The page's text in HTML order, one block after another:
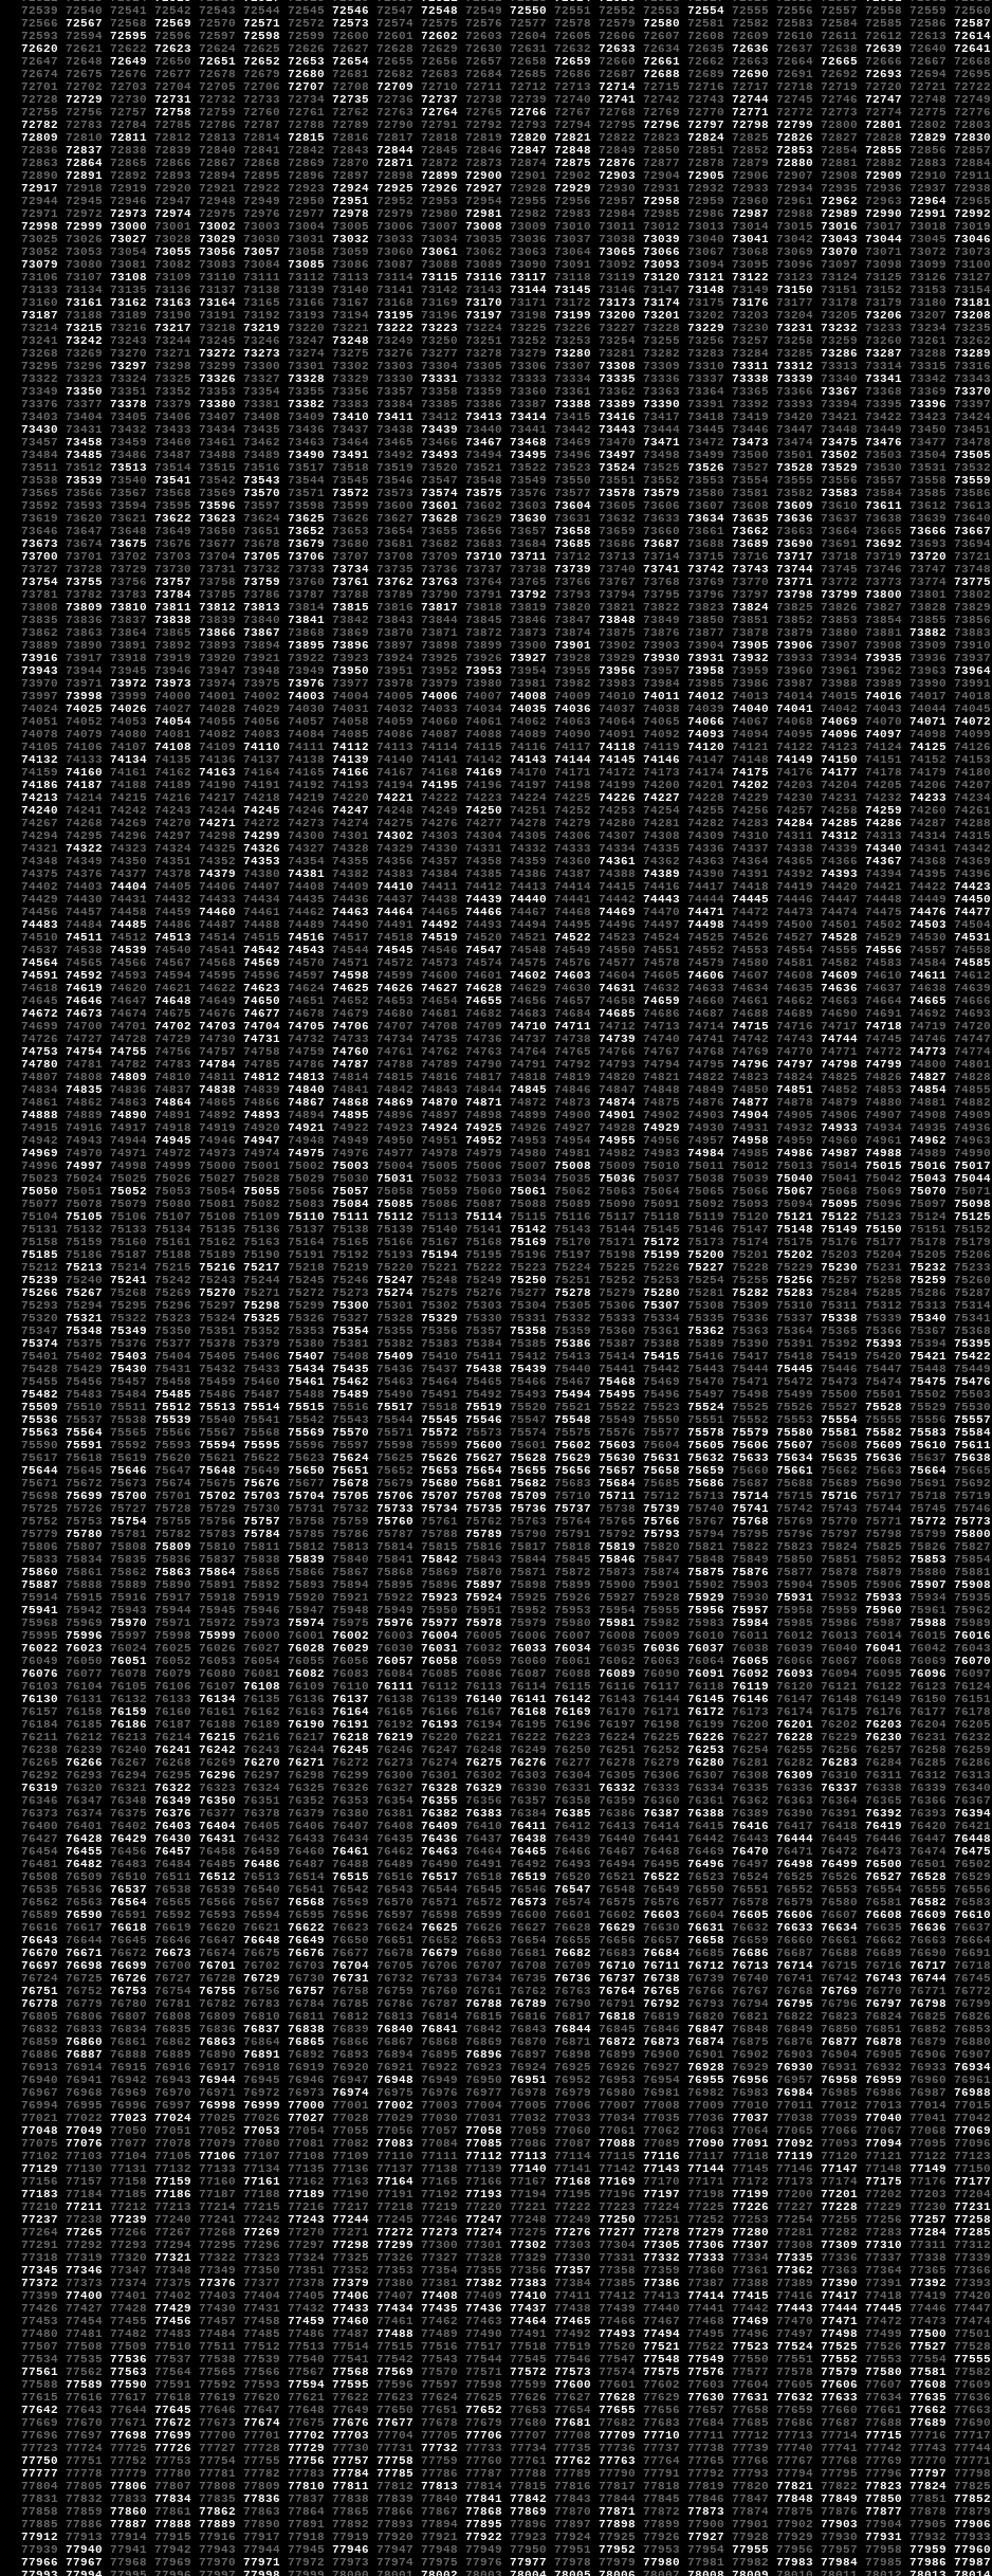
72539
72540 72541 72542 72543 72544 72545 72546 72547 72548 72549 72550 72551 72552 72553 72554 72555 72556 72557 72558 72559 72560
72566
72567 72568 72569 72570 72571 72572 72573 72574 72575 72576 72577 72578 72579 72580 72581 72582 72583 72584 72585 72586 72587
72593
72594 72595 72596 72597 72598 72599 72600 72601 72602 72603 72604 72605 72606 72607 72608 72609 72610 72611 72612 72613 72614
72620
72621 72622 72623 72624 72625 72626 72627 72628 72629 72630 72631 72632 72633 72634 72635 72636 72637 72638 72639 72640 72641
72647
72648 72649 72650 72651 72652 72653 72654 72655 72656 72657 72658 72659 72660 72661 72662 72663 72664 72665 72666 72667 72668
72674 72675 72676 72677 72678 72679 72680 72681 72682 72683 72684 72685 72686 72687 72688 72689 72690 72691 72692 72693 72694 72695
72701
72702 72703 72704 72705 72706 72707 72708 72709 72710 72711 72712 72713 72714 72715 72716 72717 72718 72719 72720 72721 72722
72728
72729 72730 72731 72732 72733 72734 72735 72736 72737 72738 72739 72740 72741 72742 72743 72744 72745 72746 72747 72748 72749
72755
72756 72757 72758 72759 72760 72761 72762 72763 72764 72765 72766 72767 72768 72769 72770 72771 72772 72773 72774 72775 72776
72782
72783 72784 72785 72786 72787 72788 72789 72790 72791 72792 72793 72794 72795 72796 72797 72798 72799 72800 72801 72802 72803
72809
72810 72811 72812 72813 72814 72815 72816 72817 72818 72819 72820 72821 72822 72823 72824 72825 72826 72827 72828 72829 72830
72836
72837 72838 72839 72840 72841 72842 72843 72844 72845 72846 72847 72848 72849 72850 72851 72852 72853 72854 72855 72856 72857
72863
72864 72865 72866 72867 72868 72869 72870 72871 72872 72873 72874 72875 72876 72877 72878 72879 72880 72881 72882 72883 72884
72890
72891 72892 72893 72894 72895 72896 72897 72898 72899 72900 72901 72902 72903 72904 72905 72906 72907 72908 72909 72910 72911
72917
72918 72919 72920 72921 72922 72923 72924 72925 72926 72927 72928 72929 72930 72931 72932 72933 72934 72935 72936 72937 72938
72944 72945 72946 72947 72948 72949 72950 72951 72952 72953 72954 72955 72956 72957 72958 72959 72960 72961 72962 72963 72964 72965
72971
72972 72973 72974 72975 72976 72977 72978 72979 72980 72981 72982 72983 72984 72985 72986 72987 72988 72989 72990 72991 72992
72998
72999 73000 73001 73002 73003 73004 73005 73006 73007 73008 73009 73010 73011 73012 73013 73014 73015 73016 73017 73018 73019
73025
73026 73027 73028 73029 73030 73031 73032 73033 73034 73035 73036 73037 73038 73039 73040 73041 73042 73043 73044 73045 73046
73052
73053 73054 73055 73056 73057 73058 73059 73060 73061 73062 73063 73064 73065 73066 73067 73068 73069 73070 73071 73072 73073
73079
73080 73081 73082 73083 73084 73085 73086 73087 73088 73089 73090 73091 73092 73093 73094 73095 73096 73097 73098 73099 73100
73106
73107 73108 73109 73110 73111 73112 73113 73114 73115 73116 73117 73118 73119 73120 73121 73122 73123 73124 73125 73126 73127
73133
73134 73135 73136 73137 73138 73139 73140 73141 73142 73143 73144 73145 73146 73147 73148 73149 73150 73151 73152 73153 73154
73160
73161 73162 73163 73164 73165 73166 73167 73168 73169 73170 73171 73172 73173 73174 73175 73176 73177 73178 73179 73180 73181
73187
73188 73189 73190 73191 73192 73193 73194 73195 73196 73197 73198 73199 73200 73201 73202 73203 73204 73205 73206 73207 73208
73214 73215 73216 73217 73218 73219 73220 73221 73222 73223 73224 73225 73226 73227 73228 73229 73230 73231 73232 73233 73234 73235
73241
73242 73243 73244 73245 73246 73247 73248 73249 73250 73251 73252 73253 73254 73255 73256 73257 73258 73259 73260 73261 73262
73268
73269 73270 73271 73272 73273 73274 73275 73276 73277 73278 73279 73280 73281 73282 73283 73284 73285 73286 73287 73288 73289
73295
73296 73297 73298 73299 73300 73301 73302 73303 73304 73305 73306 73307 73308 73309 73310 73311 73312 73313 73314 73315 73316
73322
73323 73324 73325 73326 73327 73328 73329 73330 73331 73332 73333 73334 73335 73336 73337 73338 73339 73340 73341 73342 73343
73349
73350 73351 73352 73353 73354 73355 73356 73357 73358 73359 73360 73361 73362 73363 73364 73365 73366 73367 73368 73369 73370
73376
73377 73378 73379 73380 73381 73382 73383 73384 73385 73386 73387 73388 73389 73390 73391 73392 73393 73394 73395 73396 73397
73403
73404 73405 73406 73407 73408 73409 73410 73411 73412 73413 73414 73415 73416 73417 73418 73419 73420 73421 73422 73423 73424
73430
73431 73432 73433 73434 73435 73436 73437 73438 73439 73440 73441 73442 73443 73444 73445 73446 73447 73448 73449 73450 73451
73457
73458 73459 73460 73461 73462 73463 73464 73465 73466 73467 73468 73469 73470 73471 73472 73473 73474 73475 73476 73477 73478
73484 73485 73486 73487 73488 73489 73490 73491 73492 73493 73494 73495 73496 73497 73498 73499 73500 73501 73502 73503 73504 73505
73511
73512 73513 73514 73515 73516 73517 73518 73519 73520 73521 73522 73523 73524 73525 73526 73527 73528 73529 73530 73531 73532
73538
73539 73540 73541 73542 73543 73544 73545 73546 73547 73548 73549 73550 73551 73552 73553 73554 73555 73556 73557 73558 73559
73565
73566 73567 73568 73569 73570 73571 73572 73573 73574 73575 73576 73577 73578 73579 73580 73581 73582 73583 73584 73585 73586
73592
73593 73594 73595 73596 73597 73598 73599 73600 73601 73602 73603 73604 73605 73606 73607 73608 73609 73610 73611 73612 73613
73619
73620 73621 73622 73623 73624 73625 73626 73627 73628 73629 73630 73631 73632 73633 73634 73635 73636 73637 73638 73639 73640
73646
73647 73648 73649 73650 73651 73652 73653 73654 73655 73656 73657 73658 73659 73660 73661 73662 73663 73664 73665 73666 73667
73673
73674 73675 73676 73677 73678 73679 73680 73681 73682 73683 73684 73685 73686 73687 73688 73689 73690 73691 73692 73693 73694
73700
73701 73702 73703 73704 73705 73706 73707 73708 73709 73710 73711 73712 73713 73714 73715 73716 73717 73718 73719 73720 73721
73727
73728 73729 73730 73731 73732 73733 73734 73735 73736 73737 73738 73739 73740 73741 73742 73743 73744 73745 73746 73747 73748
73754 73755 73756 73757 73758 73759 73760 73761 73762 73763 73764 73765 73766 73767 73768 73769 73770 73771 73772 73773 73774 73775
73781
73782 73783 73784 73785 73786 73787 73788 73789 73790 73791 73792 73793 73794 73795 73796 73797 73798 73799 73800 73801 73802
73808
73809 73810 73811 73812 73813 73814 73815 73816 73817 73818 73819 73820 73821 73822 73823 73824 73825 73826 73827 73828 73829
73835
73836 73837 73838 73839 73840 73841 73842 73843 73844 73845 73846 73847 73848 73849 73850 73851 73852 73853 73854 73855 73856
73862
73863 73864 73865 73866 73867 73868 73869 73870 73871 73872 73873 73874 73875 73876 73877 73878 73879 73880 73881 73882 73883
73889
73890 73891 73892 73893 73894 73895 73896 73897 73898 73899 73900 73901 73902 73903 73904 73905 73906 73907 73908 73909 73910
73916
73917 73918 73919 73920 73921 73922 73923 73924 73925 73926 73927 73928 73929 73930 73931 73932 73933 73934 73935 73936 73937
73943
73944 73945 73946 73947 73948 73949 73950 73951 73952 73953 73954 73955 73956 73957 73958 73959 73960 73961 73962 73963 73964
73970
73971 73972 73973 73974 73975 73976 73977 73978 73979 73980 73981 73982 73983 73984 73985 73986 73987 73988 73989 73990 73991
73997
73998 73999 74000 74001 74002 74003 74004 74005 74006 74007 74008 74009 74010 74011 74012 74013 74014 74015 74016 74017 74018
74024 74025 74026 74027 74028 74029 74030 74031 74032 74033 74034 74035 74036 74037 74038 74039 74040 74041 74042 74043 74044 74045
74051
74052 74053 74054 74055 74056 74057 74058 74059 74060 74061 74062 74063 74064 74065 74066 74067 74068 74069 74070 74071 74072
74078
74079 74080 74081 74082 74083 74084 74085 74086 74087 74088 74089 74090 74091 74092 74093 74094 74095 74096 74097 74098 74099
74105
74106 74107 74108 74109 74110 74111 74112 74113 74114 74115 74116 74117 74118 74119 74120 74121 74122 74123 74124 74125 74126
74132
74133 74134 74135 74136 74137 74138 74139 74140 74141 74142 74143 74144 74145 74146 74147 74148 74149 74150 74151 74152 74153
74159
74160 74161 74162 74163 74164 74165 74166 74167 74168 74169 74170 74171 74172 74173 74174 74175 74176 74177 74178 74179 74180
74186
74187 74188 74189 74190 74191 74192 74193 74194 74195 74196 74197 74198 74199 74200 74201 74202 74203 74204 74205 74206 74207
74213
74214 74215 74216 74217 74218 74219 74220 74221 74222 74223 74224 74225 74226 74227 74228 74229 74230 74231 74232 74233 74234
74240
74241 74242 74243 74244 74245 74246 74247 74248 74249 74250 74251 74252 74253 74254 74255 74256 74257 74258 74259 74260 74261
74267
74268 74269 74270 74271 74272 74273 74274 74275 74276 74277 74278 74279 74280 74281 74282 74283 74284 74285 74286 74287 74288
74294 74295 74296 74297 74298 74299 74300 74301 74302 74303 74304 74305 74306 74307 74308 74309 74310 74311 74312 74313 74314 74315
74321
74322 74323 74324 74325 74326 74327 74328 74329 74330 74331 74332 74333 74334 74335 74336 74337 74338 74339 74340 74341 74342
74348
74349 74350 74351 74352 74353 74354 74355 74356 74357 74358 74359 74360 74361 74362 74363 74364 74365 74366 74367 74368 74369
74375
74376 74377 74378 74379 74380 74381 74382 74383 74384 74385 74386 74387 74388 74389 74390 74391 74392 74393 74394 74395 74396
74402
74403 74404 74405 74406 74407 74408 74409 74410 74411 74412 74413 74414 74415 74416 74417 74418 74419 74420 74421 74422 74423
74429
74430 74431 74432 74433 74434 74435 74436 74437 74438 74439 74440 74441 74442 74443 74444 74445 74446 74447 74448 74449 74450
74456
74457 74458 74459 74460 74461 74462 74463 74464 74465 74466 74467 74468 74469 74470 74471 74472 74473 74474 74475 74476 74477
74483
74484 74485 74486 74487 74488 74489 74490 74491 74492 74493 74494 74495 74496 74497 74498 74499 74500 74501 74502 74503 74504
74510
74511 74512 74513 74514 74515 74516 74517 74518 74519 74520 74521 74522 74523 74524 74525 74526 74527 74528 74529 74530 74531
74537
74538 74539 74540 74541 74542 74543 74544 74545 74546 74547 74548 74549 74550 74551 74552 74553 74554 74555 74556 74557 74558
74564 74565 74566 74567 74568 74569 74570 74571 74572 74573 74574 74575 74576 74577 74578 74579 74580 74581 74582 74583 74584 74585
74591 74592 74593 74594 74595 74596 74597 74598 74599 74600 74601 74602 74603 74604 74605 74606 74607 74608 74609 74610 74611 74612
74618
74619 74620 74621 74622 74623 74624 74625 74626 74627 74628 74629 74630 74631 74632 74633 74634 74635 74636 74637 74638 74639
74645
74646 74647 74648 74649 74650 74651 74652 74653 74654 74655 74656 74657 74658 74659 74660 74661 74662 74663 74664 74665 74666
74672
74673 74674 74675 74676 74677 74678 74679 74680 74681 74682 74683 74684 74685 74686 74687 74688 74689 74690 74691 74692 74693
74699
74700 74701 74702 74703 74704 74705 74706 74707 74708 74709 74710 74711 74712 74713 74714 74715 74716 74717 74718 74719 74720
74726
74727 74728 74729 74730 74731 74732 74733 74734 74735 74736 74737 74738 74739 74740 74741 74742 74743 74744 74745 74746 74747
74753
74754 74755 74756 74757 74758 74759 74760 74761 74762 74763 74764 74765 74766 74767 74768 74769 74770 74771 74772 74773 74774
74780
74781 74782 74783 74784 74785 74786 74787 74788 74789 74790 74791 74792 74793 74794 74795 74796 74797 74798 74799 74800 74801
74807
74808 74809 74810 74811 74812 74813 74814 74815 74816 74817 74818 74819 74820 74821 74822 74823 74824 74825 74826 74827 74828
74834 74835 74836 74837 74838 74839 74840 74841 74842 74843 74844 74845 74846 74847 74848 74849 74850 74851 74852 74853 74854 74855
74861
74862 74863 74864 74865 74866 74867 74868 74869 74870 74871 74872 74873 74874 74875 74876 74877 74878 74879 74880 74881 74882
74888
74889 74890 74891 74892 74893 74894 74895 74896 74897 74898 74899 74900 74901 74902 74903 74904 74905 74906 74907 74908 74909
74915
74916 74917 74918 74919 74920 74921 74922 74923 74924 74925 74926 74927 74928 74929 74930 74931 74932 74933 74934 74935 74936
74942
74943 74944 74945 74946 74947 74948 74949 74950 74951 74952 74953 74954 74955 74956 74957 74958 74959 74960 74961 74962 74963
74969
74970 74971 74972 74973 74974 74975 74976 74977 74978 74979 74980 74981 74982 74983 74984 74985 74986 74987 74988 74989 74990
74996
74997 74998 74999 75000 75001 75002 75003 75004 75005 75006 75007 75008 75009 75010 75011 75012 75013 75014 75015 75016 75017
75023
75024 75025 75026 75027 75028 75029 75030 75031 75032 75033 75034 75035 75036 75037 75038 75039 75040 75041 75042 75043 75044
75050
75051 75052 75053 75054 75055 75056 75057 75058 75059 75060 75061 75062 75063 75064 75065 75066 75067 75068 75069 75070 75071
75077
75078 75079 75080 75081 75082 75083 75084 75085 75086 75087 75088 75089 75090 75091 75092 75093 75094 75095 75096 75097 75098
75104 75105 75106 75107 75108 75109 75110 75111 75112 75113 75114 75115 75116 75117 75118 75119 75120 75121 75122 75123 75124 75125
75131
75132 75133 75134 75135 75136 75137 75138 75139 75140 75141 75142 75143 75144 75145 75146 75147 75148 75149 75150 75151 75152
75158
75159 75160 75161 75162 75163 75164 75165 75166 75167 75168 75169 75170 75171 75172 75173 75174 75175 75176 75177 75178 75179
75185
75186 75187 75188 75189 75190 75191 75192 75193 75194 75195 75196 75197 75198 75199 75200 75201 75202 75203 75204 75205 75206
75212
75213 75214 75215 75216 75217 75218 75219 75220 75221 75222 75223 75224 75225 75226 75227 75228 75229 75230 75231 75232 75233
75239
75240 75241 75242 75243 75244 75245 75246 75247 75248 75249 75250 75251 75252 75253 75254 75255 75256 75257 75258 75259 75260
75266
75267 75268 75269 75270 75271 75272 75273 75274 75275 75276 75277 75278 75279 75280 75281 75282 75283 75284 75285 75286 75287
75293
75294 75295 75296 75297 75298 75299 75300 75301 75302 75303 75304 75305 75306 75307 75308 75309 75310 75311 75312 75313 75314
75320
75321 75322 75323 75324 75325 75326 75327 75328 75329 75330 75331 75332 75333 75334 75335 75336 75337 75338 75339 75340 75341
75347
75348 75349 75350 75351 75352 75353 75354 75355 75356 75357 75358 75359 75360 75361 75362 75363 75364 75365 75366 75367 75368
75374 75375 75376 75377 75378 75379 75380 75381 75382 75383 75384 75385 75386 75387 75388 75389 75390 75391 75392 75393 75394 75395
75401
75402 75403 75404 75405 75406 75407 75408 75409 75410 75411 75412 75413 75414 75415 75416 75417 75418 75419 75420 75421 75422
75428
75429 75430 75431 75432 75433 75434 75435 75436 75437 75438 75439 75440 75441 75442 75443 75444 75445 75446 75447 75448 75449
75455
75456 75457 75458 75459 75460 75461 75462 75463 75464 75465 75466 75467 75468 75469 75470 75471 75472 75473 75474 75475 75476
75482
75483 75484 75485 75486 75487 75488 75489 75490 75491 75492 75493 75494 75495 75496 75497 75498 75499 75500 75501 75502 75503
75509
75510 75511 75512 75513 75514 75515 75516 75517 75518 75519 75520 75521 75522 75523 75524 75525 75526 75527 75528 75529 75530
75536
75537 75538 75539 75540 75541 75542 75543 75544 75545 75546 75547 75548 75549 75550 75551 75552 75553 75554 75555 75556 75557
75563
75564 75565 75566 75567 75568 75569 75570 75571 75572 75573 75574 75575 75576 75577 75578 75579 75580 75581 75582 75583 75584
75590
75591 75592 75593 75594 75595 75596 75597 75598 75599 75600 75601 75602 75603 75604 75605 75606 75607 75608 75609 75610 75611
75617
75618 75619 75620 75621 75622 75623 75624 75625 75626 75627 75628 75629 75630 75631 75632 75633 75634 75635 75636 75637 75638
75644 75645 75646 75647 75648 75649 75650 75651 75652 75653 75654 75655 75656 75657 75658 75659 75660 75661 75662 75663 75664 75665
75671
75672 75673 75674 75675 75676 75677 75678 75679 75680 75681 75682 75683 75684 75685 75686 75687 75688 75689 75690 75691 75692
75698
75699 75700 75701 75702 75703 75704 75705 75706 75707 75708 75709 75710 75711 75712 75713 75714 75715 75716 75717 75718 75719
75725
75726 75727 75728 75729 75730 75731 75732 75733 75734 75735 75736 75737 75738 75739 75740 75741 75742 75743 75744 75745 75746
75752
75753 75754 75755 75756 75757 75758 75759 75760 75761 75762 75763 75764 75765 75766 75767 75768 75769 75770 75771 75772 75773
75779
75780 75781 75782 75783 75784 75785 75786 75787 75788 75789 75790 75791 75792 75793 75794 75795 75796 75797 75798 75799 75800
75806
75807 75808 75809 75810 75811 75812 75813 75814 75815 75816 75817 75818 75819 75820 75821 75822 75823 75824 75825 75826 75827
75833
75834 75835 75836 75837 75838 75839 75840 75841 75842 75843 75844 75845 75846 75847 75848 75849 75850 75851 75852 75853 75854
75860
75861 75862 75863 75864 75865 75866 75867 75868 75869 75870 75871 75872 75873 75874 75875 75876 75877 75878 75879 75880 75881
75887
75888 75889 75890 75891 75892 75893 75894 75895 75896 75897 75898 75899 75900 75901 75902 75903 75904 75905 75906 75907 75908
75914 75915 75916 75917 75918 75919 75920 75921 75922 75923 75924 75925 75926 75927 75928 75929 75930 75931 75932 75933 75934 75935
75941 75942 75943 75944 75945 75946 75947 75948 75949 75950 75951 75952 75953 75954 75955 75956 75957 75958 75959 75960 75961 75962
75968
75969 75970 75971 75972 75973 75974 75975 75976 75977 75978 75979 75980 75981 75982 75983 75984 75985 75986 75987 75988 75989
75995
75996 75997 75998 75999 76000 76001 76002 76003 76004 76005 76006 76007 76008 76009 76010 76011 76012 76013 76014 76015 76016
76022
76023 76024 76025 76026 76027 76028 76029 76030 76031 76032 76033 76034 76035 76036 76037 76038 76039 76040 76041 76042 76043
76049
76050 76051 76052 76053 76054 76055 76056 76057 76058 76059 76060 76061 76062 76063 76064 76065 76066 76067 76068 76069 76070
76076
76077 76078 76079 76080 76081 76082 76083 76084 76085 76086 76087 76088 76089 76090 76091 76092 76093 76094 76095 76096 76097
76103
76104 76105 76106 76107 76108 76109 76110 76111 76112 76113 76114 76115 76116 76117 76118 76119 76120 76121 76122 76123 76124
76130
76131 76132 76133 76134 76135 76136 76137 76138 76139 76140 76141 76142 76143 76144 76145 76146 76147 76148 76149 76150 76151
76157
76158 76159 76160 76161 76162 76163 76164 76165 76166 76167 76168 76169 76170 76171 76172 76173 76174 76175 76176 76177 76178
76184 76185 76186 76187 76188 76189 76190 76191 76192 76193 76194 76195 76196 76197 76198 76199 76200 76201 76202 76203 76204 76205
76211
76212 76213 76214 76215 76216 76217 76218 76219 76220 76221 76222 76223 76224 76225 76226 76227 76228 76229 76230 76231 76232
76238
76239 76240 76241 76242 76243 76244 76245 76246 76247 76248 76249 76250 76251 76252 76253 76254 76255 76256 76257 76258 76259
76265
76266 76267 76268 76269 76270 76271 76272 76273 76274 76275 76276 76277 76278 76279 76280 76281 76282 76283 76284 76285 76286
76292
76293 76294 76295 76296 76297 76298 76299 76300 76301 76302 76303 76304 76305 76306 76307 76308 76309 76310 76311 76312 76313
76319
76320 76321 76322 76323 76324 76325 76326 76327 76328 76329 76330 76331 76332 76333 76334 76335 76336 76337 76338 76339 76340
76346
76347 76348 76349 76350 76351 76352 76353 76354 76355 76356 76357 76358 76359 76360 76361 76362 76363 76364 76365 76366 76367
76373
76374 76375 76376 76377 76378 76379 76380 76381 76382 76383 76384 76385 76386 76387 76388 76389 76390 76391 76392 76393 76394
76400
76401 76402 76403 76404 76405 76406 76407 76408 76409 76410 76411 76412 76413 76414 76415 76416 76417 76418 76419 76420 76421
76427
76428 76429 76430 76431 76432 76433 76434 76435 76436 76437 76438 76439 76440 76441 76442 76443 76444 76445 76446 76447 76448
76454 76455 76456 76457 76458 76459 76460 76461 76462 76463 76464 76465 76466 76467 76468 76469 76470 76471 76472 76473 76474 76475
76481
76482 76483 76484 76485 76486 76487 76488 76489 76490 76491 76492 76493 76494 76495 76496 76497 76498 76499 76500 76501 76502
76508
76509 76510 76511 76512 76513 76514 76515 76516 76517 76518 76519 76520 76521 76522 76523 76524 76525 76526 76527 76528 76529
76535
76536 76537 76538 76539 76540 76541 76542 76543 76544 76545 76546 76547 76548 76549 76550 76551 76552 76553 76554 76555 76556
76562
76563 76564 76565 76566 76567 76568 76569 76570 76571 76572 76573 76574 76575 76576 76577 76578 76579 76580 76581 76582 76583
76589
76590 76591 76592 76593 76594 76595 76596 76597 76598 76599 76600 76601 76602 76603 76604 76605 76606 76607 76608 76609 76610
76616
76617 76618 76619 76620 76621 76622 76623 76624 76625 76626 76627 76628 76629 76630 76631 76632 76633 76634 76635 76636 76637
76643
76644 76645 76646 76647 76648 76649 76650 76651 76652 76653 76654 76655 76656 76657 76658 76659 76660 76661 76662 76663 76664
76670
76671 76672 76673 76674 76675 76676 76677 76678 76679 76680 76681 76682 76683 76684 76685 76686 76687 76688 76689 76690 76691
76697
76698 76699 76700 76701 76702 76703 76704 76705 76706 76707 76708 76709 76710 76711 76712 76713 76714 76715 76716 76717 76718
76724 76725 76726 76727 76728 76729 76730 76731 76732 76733 76734 76735 76736 76737 76738 76739 76740 76741 76742 76743 76744 76745
76751 76752 76753 76754 76755 76756 76757 76758 76759 76760 76761 76762 76763 76764 76765 76766 76767 76768 76769 76770 76771 76772
76778
76779 76780 76781 76782 76783 76784 76785 76786 76787 76788 76789 76790 76791 76792 76793 76794 76795 76796 76797 76798 76799
76805
76806 76807 76808 76809 76810 76811 76812 76813 76814 76815 76816 76817 76818 76819 76820 76821 76822 76823 76824 76825 76826
76832
76833 76834 76835 76836 76837 76838 76839 76840 76841 76842 76843 76844 76845 76846 76847 76848 76849 76850 76851 76852 76853
76859
76860 76861 76862 76863 76864 76865 76866 76867 76868 76869 76870 76871 76872 76873 76874 76875 76876 76877 76878 76879 76880
76886
76887 76888 76889 76890 76891 76892 76893 76894 76895 76896 76897 76898 76899 76900 76901 76902 76903 76904 76905 76906 76907
76913
76914 76915 76916 76917 76918 76919 76920 76921 76922 76923 76924 76925 76926 76927 76928 76929 76930 76931 76932 76933 76934
76940
76941 76942 76943 76944 76945 76946 76947 76948 76949 76950 76951 76952 76953 76954 76955 76956 76957 76958 76959 76960 76961
76967
76968 76969 76970 76971 76972 76973 76974 76975 76976 76977 76978 76979 76980 76981 76982 76983 76984 76985 76986 76987 76988
76994 76995 76996 76997 76998 76999 77000 77001 77002 77003 77004 77005 77006 77007 77008 77009 77010 77011 77012 77013 77014 77015
77021
77022 77023 77024 77025 77026 77027 77028 77029 77030 77031 77032 77033 77034 77035 77036 77037 77038 77039 77040 77041 77042
77048
77049 77050 77051 77052 77053 77054 77055 77056 77057 77058 77059 77060 77061 77062 77063 77064 77065 77066 77067 77068 77069
77075
77076 77077 77078 77079 77080 77081 77082 77083 77084 77085 77086 77087 77088 77089 77090 77091 77092 77093 77094 77095 77096
77102
77103 77104 77105 77106 77107 77108 77109 77110 77111 77112 77113 77114 77115 77116 77117 77118 77119 77120 77121 77122 77123
77129
77130 77131 77132 77133 77134 77135 77136 77137 77138 77139 77140 77141 77142 77143 77144 77145 77146 77147 77148 77149 77150
77156
77157 77158 77159 77160 77161 77162 77163 77164 77165 77166 77167 77168 77169 77170 77171 77172 77173 77174 77175 77176 77177
77183
77184 77185 77186 77187 77188 77189 77190 77191 77192 77193 77194 77195 77196 77197 77198 77199 77200 77201 77202 77203 77204
77210
77211 77212 77213 77214 77215 77216 77217 77218 77219 77220 77221 77222 77223 77224 77225 77226 77227 77228 77229 77230 77231
77237
77238 77239 77240 77241 77242 77243 77244 77245 77246 77247 77248 77249 77250 77251 77252 77253 77254 77255 77256 77257 77258
77264 77265 77266 77267 77268 77269 77270 77271 77272 77273 77274 77275 77276 77277 77278 77279 77280 77281 77282 77283 77284 77285
77291
77292 77293 77294 77295 77296 77297 77298 77299 77300 77301 77302 77303 77304 77305 77306 77307 77308 77309 77310 77311 77312
77318
77319 77320 77321 77322 77323 77324 77325 77326 77327 77328 77329 77330 77331 77332 77333 77334 77335 77336 77337 77338 77339
77345
77346 77347 77348 77349 77350 77351 77352 77353 77354 77355 77356 77357 77358 77359 77360 77361 77362 77363 77364 77365 77366
77372
77373 77374 77375 77376 77377 77378 77379 77380 77381 77382 77383 77384 77385 77386 77387 77388 77389 77390 77391 77392 77393
77399
77400 77401 77402 77403 77404 77405 77406 77407 77408 77409 77410 77411 77412 77413 77414 77415 77416 77417 77418 77419 77420
77426
77427 77428 77429 77430 77431 77432 77433 77434 77435 77436 77437 77438 77439 77440 77441 77442 77443 77444 77445 77446 77447
77453
77454 77455 77456 77457 77458 77459 77460 77461 77462 77463 77464 77465 77466 77467 77468 77469 77470 77471 77472 77473 77474
77480
77481 77482 77483 77484 77485 77486 77487 77488 77489 77490 77491 77492 77493 77494 77495 77496 77497 77498 77499 77500 77501
77507
77508 77509 77510 77511 77512 77513 77514 77515 77516 77517 77518 77519 77520 77521 77522 77523 77524 77525 77526 77527 77528
77534 77535 77536 77537 77538 77539 77540 77541 77542 77543 77544 77545 77546 77547 77548 77549 77550 77551 77552 77553 77554 77555
77561 77562 77563 77564 77565 77566 77567 77568 77569 77570 77571 77572 77573 77574 77575 77576 77577 77578 77579 77580 77581 77582
77588
77589 77590 77591 77592 77593 77594 77595 77596 77597 77598 77599 77600 77601 77602 77603 77604 77605 77606 77607 77608 77609
77615
77616 77617 77618 77619 77620 77621 77622 77623 77624 77625 77626 77627 77628 77629 77630 77631 77632 77633 77634 77635 77636
77642
77643 77644 77645 77646 77647 77648 77649 77650 77651 77652 77653 77654 77655 77656 77657 77658 77659 77660 77661 77662 77663
77669
77670 77671 77672 77673 77674 77675 77676 77677 77678 77679 77680 77681 77682 77683 77684 77685 77686 77687 77688 77689 77690
77696
77697 77698 77699 77700 77701 77702 77703 77704 77705 77706 77707 77708 77709 77710 77711 77712 77713 77714 77715 77716 77717
77723
77724 77725 77726 77727 77728 77729 77730 77731 77732 77733 77734 77735 77736 77737 77738 77739 77740 77741 77742 77743 77744
77750
77751 77752 77753 77754 77755 77756 77757 77758 77759 77760 77761 77762 77763 77764 77765 77766 77767 77768 77769 77770 77771
77777
77778 77779 77780 77781 77782 77783 77784 77785 77786 77787 77788 77789 77790 77791 77792 77793 77794 77795 77796 77797 77798
77804 77805 77806 77807 77808 77809 77810 77811 77812 77813 77814 77815 77816 77817 77818 77819 77820 77821 77822 77823 77824 77825
77831
77832 77833 77834 77835 77836 77837 77838 77839 77840 77841 77842 77843 77844 77845 77846 77847 77848 77849 77850 77851 77852
77858
77859 77860 77861 77862 77863 77864 77865 77866 77867 77868 77869 77870 77871 77872 77873 77874 77875 77876 77877 77878 77879
77885
77886 77887 77888 77889 77890 77891 77892 77893 77894 77895 77896 77897 77898 77899 77900 77901 77902 77903 77904 77905 77906
77912
77913 77914 77915 77916 77917 77918 77919 77920 77921 77922 77923 77924 77925 77926 77927 77928 77929 77930 77931 77932 77933
77939
77940 77941 77942 77943 77944 77945 77946 77947 77948 77949 77950 77951 77952 77953 77954 77955 77956 77957 77958 77959 77960
77966
77967 77968 77969 77970 77971 77972 77973 77974 77975 77976 77977 77978 77979 77980 77981 77982 77983 77984 77985 77986 77987